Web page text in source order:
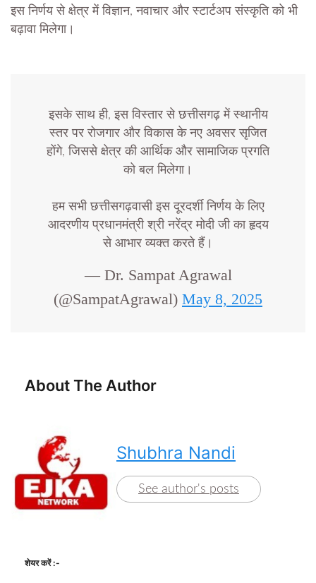
इस निर्णय से क्षेत्र में विज्ञान, नवाचार और स्टार्टअप संस्कृति को भी
बढ़ावा मिलेगा।
इसके साथ ही, इस विस्तार से छत्तीसगढ़ में स्थानीय
स्तर पर रोजगार और विकास के नए अवसर सृजित
होंगे, जिससे क्षेत्र की आर्थिक और सामाजिक प्रगति
को बल मिलेगा।
हम सभी छत्तीसगढ़वासी इस दूरदर्शी निर्णय के लिए
आदरणीय प्रधानमंत्री श्री नरेंद्र मोदी जी का हृदय
से आभार व्यक्त करते हैं।
— Dr. Sampat Agrawal
(@SampatAgrawal) May 8, 2025
About The Author
Shubhra Nandi
See author's posts
शेयर करें :-